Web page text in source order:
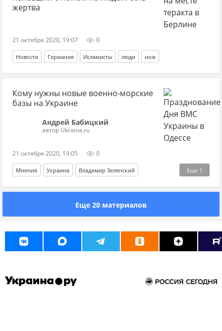
жертва
21 октября 2020, 19:07 0
Новости Германия Исламисты люди нож
Кому нужны новые военно-морские
базы на Украине
Андрей Бабицкий
автор Ukraina.ru
21 октября 2020, 19:05 0
Еще 1
Мнения Украина Владимир Зеленский
Новости Украины
Еще 20 материалов